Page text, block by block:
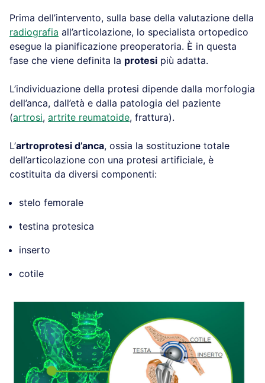
Prima dell’intervento, sulla base della valutazione della
radiografia all’articolazione, lo specialista ortopedico
esegue la pianificazione preoperatoria. È in questa
fase che viene definita la protesi più adatta.
L’individuazione della protesi dipende dalla morfologia
dell’anca, dall’età e dalla patologia del paziente
(artrosi, artrite reumatoide, frattura).
L’artroprotesi d’anca, ossia la sostituzione totale
dell’articolazione con una protesi artificiale, è
costituita da diversi componenti:
stelo femorale
testina protesica
inserto
cotile